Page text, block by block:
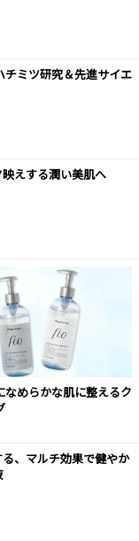
チミツ研究＆先進サイエ
えする潤い美肌へ
なめらかな肌に整えるク
、マルチ効果で健やか